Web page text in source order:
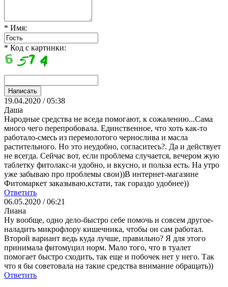
* Имя:
* Код с картинки:
19.04.2020 / 05:38
Даша
Народные средства не вседа помогают, к сожалению...Сама
много чего перепробовала. Единственное, что хоть как-то
работало-смесь из перемолотого чернослива и масла
растительного. Но это неудобно, согласитесь?. Да и действует
не всегда. Сейчас вот, если проблема случается, вечером жую
таблетку фитолакс-и удобно, и вкусно, и польза есть. На утро
уже забываю про проблемы свои))В интернет-магазине
Фитомаркет заказываю,кстати, так гораздо удобнее))
Ответить
06.05.2020 / 06:21
Лиана
Ну вообще, одно дело-быстро себе помочь и совсем другое-
наладить микрофлору кишечника, чтобы он сам работал.
Второй вариант ведь куда лучше, правильно? Я для этого
принимала фитомуцил норм. Мало того, что в туалет
помогает быстро сходить, так еще и побочек нет у него. Так
что я бы советовала на такие средства внимание обращать))
Ответить